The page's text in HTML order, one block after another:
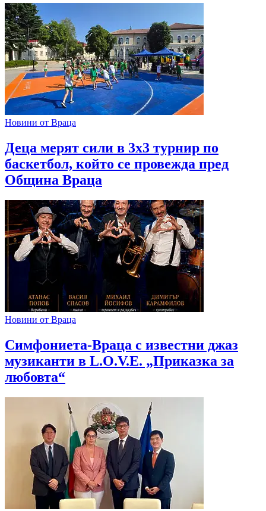
Новини от Враца
Деца мерят сили в 3х3 турнир по
баскетбол, който се провежда пред
Община Враца
Новини от Враца
Симфониета-Враца с известни джаз
музиканти в L.O.V.E. „Приказка за
любовта“